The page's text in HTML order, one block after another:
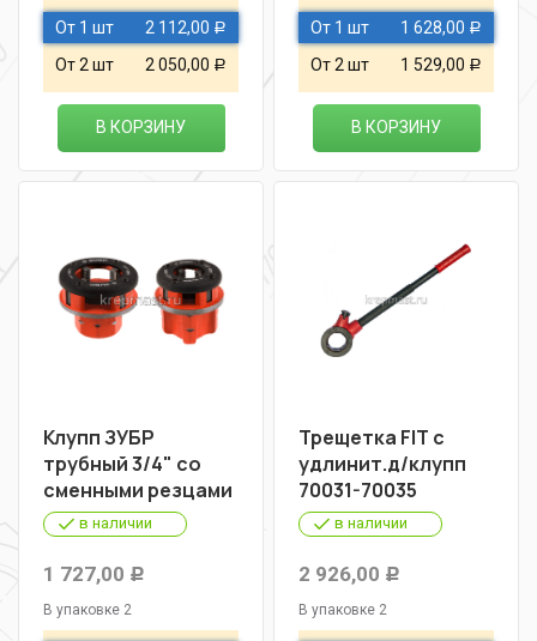
От 1 шт 2 112,00 Р
От 2 шт 2 050,00 Р
В КОРЗИНУ
От 1 шт 1 628,00 Р
От 2 шт 1 529,00 Р
В КОРЗИНУ
Клупп ЗУБР
трубный 3/4" со
сменными резцами
в наличии
1 727,00 Р
В упаковке 2
Трещетка FIT с
удлинит.д/клупп
70031-70035
в наличии
2 926,00 Р
В упаковке 2